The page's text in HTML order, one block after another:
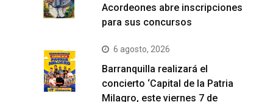
Acordeones abre inscripciones
para sus concursos
6 agosto, 2026
Barranquilla realizará el
concierto ‘Capital de la Patria
Milagro, este viernes 7 de